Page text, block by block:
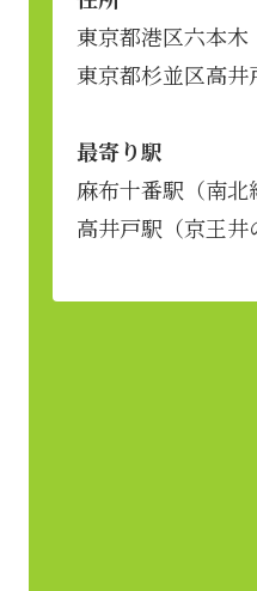
東京都港区六本木
東京都杉並区高井
最寄り駅
麻布十番駅（南北
高井戸駅（京王井